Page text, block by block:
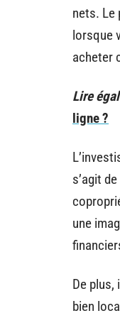
nets. Le
lorsque
acheter
Lire
ligne ?
s’agit
une
De plus,
bien